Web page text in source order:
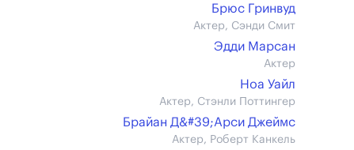
Брюс Гринвуд
Актер, Сэнди Смит
Эдди Марсан
Актер
Ноа Уайл
Актер, Стэнли Поттингер
Брайан Д&#39;Арси Джеймс
Актер, Роберт Канкель